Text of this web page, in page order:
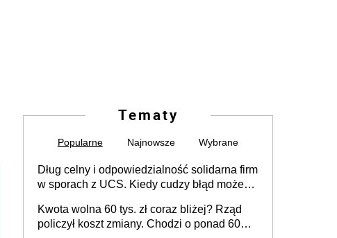
Tematy
Popularne Najnowsze Wybrane
Dług celny i odpowiedzialność solidarna firm
w sporach z UCS. Kiedy cudzy błąd może
Kwota wolna 60 tys. zł coraz bliżej? Rząd
policzył koszt zmiany. Chodzi o ponad 60